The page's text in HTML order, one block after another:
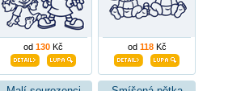
od 130 Kč od 118Kč